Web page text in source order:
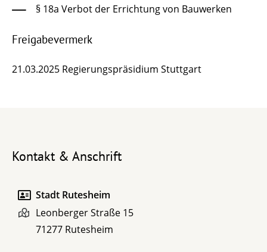
§ 18a Verbot der Errichtung von Bauwerken
Freigabevermerk
21.03.2025 Regierungspräsidium Stuttgart
Kontakt & Anschrift
Stadt Rutesheim
Leonberger Straße 15
71277 Rutesheim